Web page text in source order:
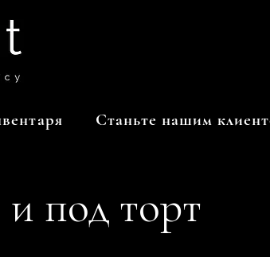
Станьте нашим
под торт